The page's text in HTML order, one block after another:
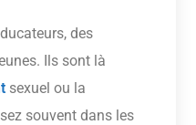
des
Ils sont là
sexuel ou la
souvent dans les